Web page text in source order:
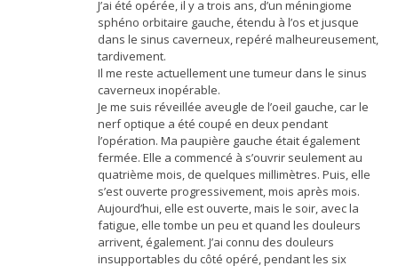
J’ai été opérée, il y a trois ans, d’un méningiome
sphéno orbitaire gauche, étendu à l’os et jusque
dans le sinus caverneux, repéré malheureusement,
tardivement.
Il me reste actuellement une tumeur dans le sinus
caverneux inopérable.
Je me suis réveillée aveugle de l’oeil gauche, car le
nerf optique a été coupé en deux pendant
l’opération. Ma paupière gauche était également
fermée. Elle a commencé à s’ouvrir seulement au
quatrième mois, de quelques millimètres. Puis, elle
s’est ouverte progressivement, mois après mois.
Aujourd’hui, elle est ouverte, mais le soir, avec la
fatigue, elle tombe un peu et quand les douleurs
arrivent, également. J’ai connu des douleurs
insupportables du côté opéré, pendant les six